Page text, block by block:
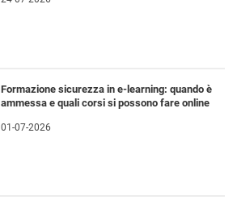
Formazione sicurezza in e-learning: quando è
ammessa e quali corsi si possono fare online
01-07-2026